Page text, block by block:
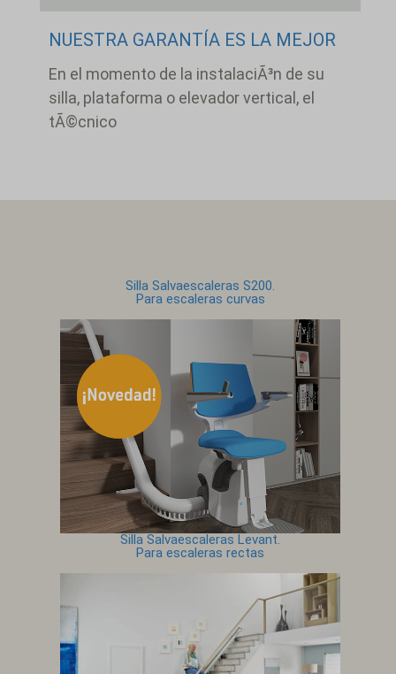
NUESTRA GARANTÍA ES LA MEJOR
En el momento de la instalaciÃ³n de su
silla, plataforma o elevador vertical, el
tÃ©cnico
Silla Salvaescaleras S200.
Para escaleras curvas
Silla Salvaescaleras Levant.
Para escaleras rectas